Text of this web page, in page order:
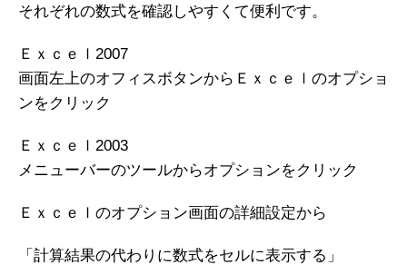
それぞれの数式を確認しやすくて便利です。
Ｅｘｃｅｌ2007
画面左上のオフィスボタンからＥｘｃｅｌのオプショ
ンをクリック
Ｅｘｃｅｌ2003
メニューバーのツールからオプションをクリック
Ｅｘｃｅｌのオプション画面の詳細設定から
「計算結果の代わりに数式をセルに表示する」